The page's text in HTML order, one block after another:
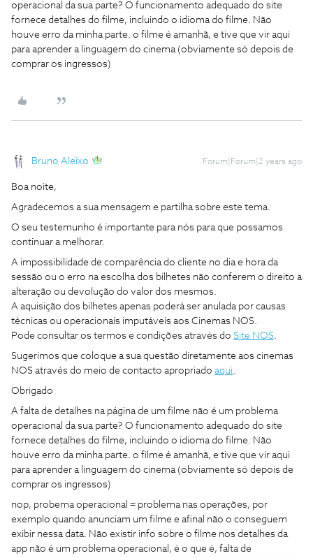
operacional da sua parte? O funcionamento adequado do site
fornece detalhes do filme, incluindo o idioma do filme. Não
houve erro da minha parte. o filme é amanhã, e tive que vir aqui
para aprender a linguagem do cinema (obviamente só depois de
comprar os ingressos)
Bruno Aleixo Forum|Forum|2 years ago
Boa noite,
Agradecemos a sua mensagem e partilha sobre este tema.
O seu testemunho é importante para nós para que possamos
continuar a melhorar.
A impossibilidade de comparência do cliente no dia e hora da
sessão ou o erro na escolha dos bilhetes não conferem o direito a
alteração ou devolução do valor dos mesmos.
A aquisição dos bilhetes apenas poderá ser anulada por causas
técnicas ou operacionais imputáveis aos Cinemas NOS.
Pode consultar os termos e condições através do Site NOS.
Sugerimos que coloque a sua questão diretamente aos cinemas
NOS através do meio de contacto apropriado aqui.
Obrigado
A falta de detalhes na página de um filme não é um problema
operacional da sua parte? O funcionamento adequado do site
fornece detalhes do filme, incluindo o idioma do filme. Não
houve erro da minha parte. o filme é amanhã, e tive que vir aqui
para aprender a linguagem do cinema (obviamente só depois de
comprar os ingressos)
nop, probema operacional = problema nas operações, por
exemplo quando anunciam um filme e afinal não o conseguem
exibir nessa data. Não existir info sobre o filme nos detalhes da
app não é um problema operacional, é o que é, falta de